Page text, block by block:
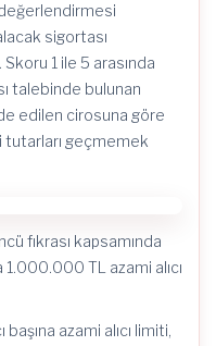
sigortası
1 ile 5 arasında
talebinde bulunan
edilen cirosuna göre
tutarları geçmemek
fıkrası kapsamında
1.000.000 TL azami alıcı
azami alıcı limiti,